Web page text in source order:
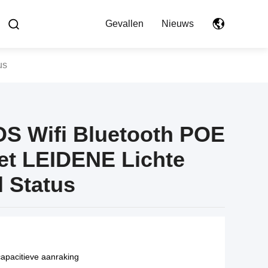
Gevallen Nieuws
Wifi Bluetooth POE
LEIDENE Lichte
Status
aanraking